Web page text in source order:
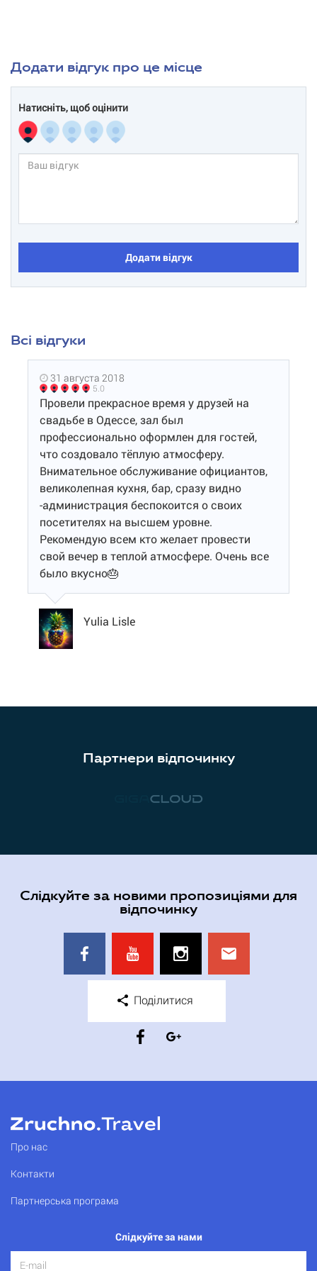
Додати відгук про це місце
Натисніть, щоб оцінити
Додати відгук
Всі відгуки
31 августа 2018
5.0
Провели прекрасное время у друзей на
свадьбе в Одессе, зал был
профессионально оформлен для гостей,
что создовало тёплую атмосферу.
Внимательное обслуживание официантов,
великолепная кухня, бар, сразу видно
-администрация беспокоится о своих
посетителях на высшем уровне.
Рекомендую всем кто желает провести
свой вечер в теплой атмосфере. Очень все
было вкусно🎂
Yulia Lisle
Партнери відпочинку
Слідкуйте за новими пропозиціями для
відпочинку
Поділитися
Про нас
Контакти
Партнерська програма
Слідкуйте за нами